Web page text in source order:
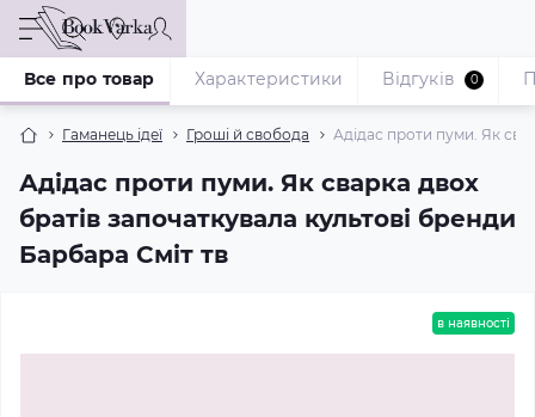
Гаманець ідеї Гроші й свобода Адідас проти пуми. Як
Адідас проти пуми. Як сварка двох
братів започаткувала культові бренди
Барбара Сміт тв
Все про товар Характеристики Відгуків 0
в наявності